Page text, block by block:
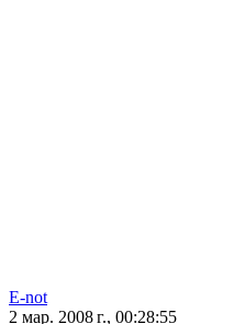
E-not
2 мар. 2008 г., 00:28:55